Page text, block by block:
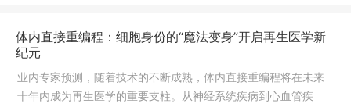
体内直接重编程：细胞身份的“魔法变身”开启再生医学新
纪元
业内专家预测，随着技术的不断成熟，体内直接重编程将在未来
十年内成为再生医学的重要支柱。从神经系统疾病到心血管疾